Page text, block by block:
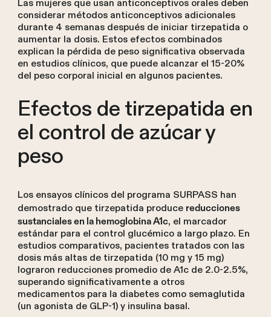
Las mujeres que usan anticonceptivos orales deben
considerar métodos anticonceptivos adicionales
durante 4 semanas después de iniciar tirzepatida o
aumentar la dosis. Estos efectos combinados
explican la pérdida de peso significativa observada
en estudios clínicos, que puede alcanzar el 15-20%
del peso corporal inicial en algunos pacientes.
Efectos de tirzepatida en
el control de azúcar y
peso
Los ensayos clínicos del programa SURPASS han
demostrado que tirzepatida produce reducciones
sustanciales en la hemoglobina A1c, el marcador
estándar para el control glucémico a largo plazo. En
estudios comparativos, pacientes tratados con las
dosis más altas de tirzepatida (10 mg y 15 mg)
lograron reducciones promedio de A1c de 2.0-2.5%,
superando significativamente a otros
medicamentos para la diabetes como semaglutida
(un agonista de GLP-1) y insulina basal.